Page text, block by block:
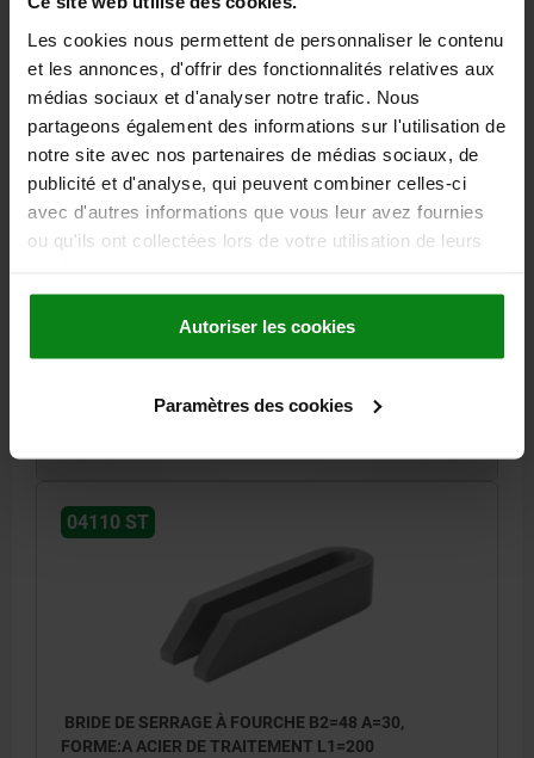
Les cookies nous permettent de personnaliser le contenu
et les annonces, d'offrir des fonctionnalités relatives aux
médias sociaux et d'analyser notre trafic. Nous
partageons également des informations sur l'utilisation de
notre site avec nos partenaires de médias sociaux, de
publicité et d'analyse, qui peuvent combiner celles-ci
avec d'autres informations que vous leur avez fournies
ou qu'ils ont collectées lors de votre utilisation de leurs
Autoriser les cookies
Paramètres des cookies
BRIDE DE SERRAGE À FOURCHE B2=48 A=30,
FORME:A ACIER DE TRAITEMENT L1=160
MATÉRIAU DU CORPS DE BASE=ACIER DE TRAITEMENT FORME=A
B4=8 POUR VIS =M16/M18
Référence:04110-16
04110 ST
BRIDE DE SERRAGE À FOURCHE B2=48 A=30,
FORME:A ACIER DE TRAITEMENT L1=200